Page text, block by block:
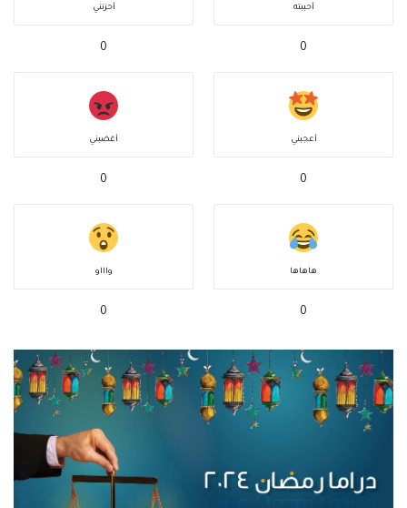
أحببته
0
أحزنني
0
أعجبني
0
أغضبني
0
هاهاها
0
واااو
0